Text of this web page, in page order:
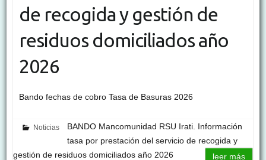
de recogida y gestión de
residuos domiciliados año
2026
Bando fechas de cobro Tasa de Basuras 2026
Noticias
BANDO Mancomunidad RSU Irati. Información
tasa por prestación del servicio de recogida y
gestión de residuos domiciliados año 2026
leer más